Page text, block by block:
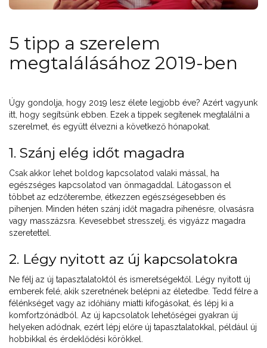
5 tipp a szerelem
megtalálásához 2019-ben
Úgy gondolja, hogy 2019 lesz élete legjobb éve? Azért vagyunk
itt, hogy segítsünk ebben. Ezek a tippek segítenek megtalálni a
szerelmet, és együtt élvezni a következő hónapokat.
1. Szánj elég időt magadra
Csak akkor lehet boldog kapcsolatod valaki mással, ha
egészséges kapcsolatod van önmagaddal. Látogasson el
többet az edzőterembe, étkezzen egészségesebben és
pihenjen. Minden héten szánj időt magadra pihenésre, olvasásra
vagy masszázsra. Kevesebbet stresszelj, és vigyázz magadra
szeretettel.
2. Légy nyitott az új kapcsolatokra
Ne félj az új tapasztalatoktól és ismeretségektől. Légy nyitott új
emberek felé, akik szeretnének belépni az életedbe. Tedd félre a
félénkséget vagy az időhiány miatti kifogásokat, és lépj ki a
komfortzónádból. Az új kapcsolatok lehetőségei gyakran új
helyeken adódnak, ezért lépj előre új tapasztalatokkal, például új
hobbikkal és érdeklődési körökkel.